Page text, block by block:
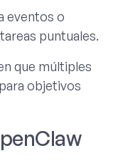
eventos o
puntuales.
que múltiples
objetivos